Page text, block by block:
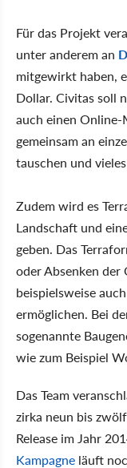
Für das Projekt
unter anderem an
mitgewirkt haben,
Dollar. Civitas soll
auch einen Online-
gemeinsam an
tauschen und
Zudem wird es
Landschaft und
geben. Das
oder Absenken der
beispielsweise
ermöglichen. Bei
sogenannte
wie zum Beispiel
Das Team
zirka neun bis
Release im Jahr
Kampagne läuft